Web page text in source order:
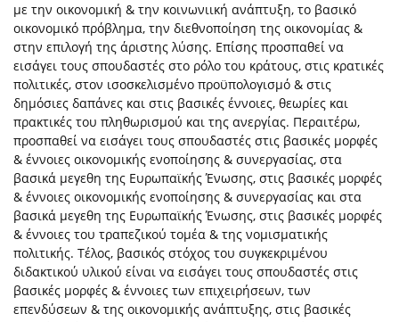
με την οικονομική & την κοινωνιική ανάπτυξη, το βασικό
οικονομικό πρόβλημα, την διεθνοποίηση της οικονομίας &
στην επιλογή της άριστης λύσης. Επίσης προσπαθεί να
εισάγει τους σπουδαστές στο ρόλο του κράτους, στις κρατικές
πολιτικές, στον ισοσκελισμένο προϋπολογισμό & στις
δημόσιες δαπάνες και στις βασικές έννοιες, θεωρίες και
πρακτικές του πληθωρισμού και της ανεργίας. Περαιτέρω,
προσπαθεί να εισάγει τους σπουδαστές στις βασικές μορφές
& έννοιες οικονομικής ενοποίησης & συνεργασίας, στα
βασικά μεγεθη της Ευρωπαϊκής Ένωσης, στις βασικές μορφές
& έννοιες οικονομικής ενοποίησης & συνεργασίας και στα
βασικά μεγεθη της Ευρωπαϊκής Ένωσης, στις βασικές μορφές
& έννοιες του τραπεζικού τομέα & της νομισματικής
πολιτικής. Τέλος, βασικός στόχος του συγκεκριμένου
διδακτικού υλικού είναι να εισάγει τους σπουδαστές στις
βασικές μορφές & έννοιες των επιχειρήσεων, των
επενδύσεων & της οικονομικής ανάπτυξης, στις βασικές